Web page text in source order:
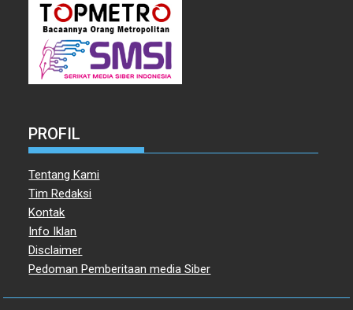
PROFIL
Tentang Kami
Tim Redaksi
Kontak
Info Iklan
Disclaimer
Pedoman Pemberitaan media Siber